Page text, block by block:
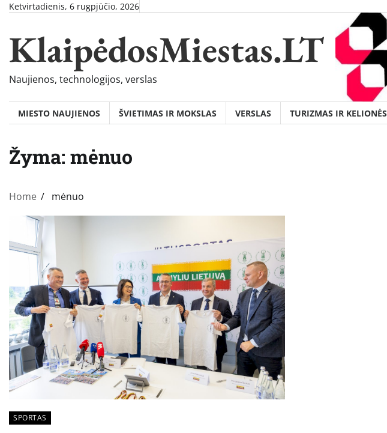
Skip
content
Ketvirtadienis, 6 rugpjūčio, 2026
KlaipėdosMiestas.LT
Naujienos, technologijos, verslas
MIESTO NAUJIENOS ŠVIETIMAS IR MOKSLAS VERSLAS TURIZMAS IR KELIONĖS
Žyma: mėnuo
Home mėnuo
SPORTAS